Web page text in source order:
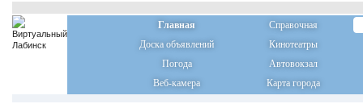
Главная
Справочная
Доска объявлений
Кинотеатры
Погода
Автовокзал
Веб-камера
Карта города